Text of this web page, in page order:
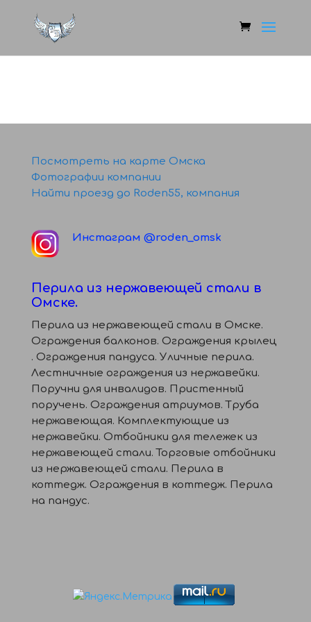
Посмотреть на карте Омска
Фотографии компании
Найти проезд до Roden55, компания
Инстаграм @roden_omsk
Перила из нержавеющей стали в
Омске.
Перила из нержавеющей стали в Омске.
Ограждения балконов. Ограждения крылец
. Ограждения пандуса. Уличные перила.
Лестничные ограждения из нержавейки.
Поручни для инвалидов. Пристенный
поручень. Ограждения атриумов. Труба
нержавеющая. Комплектующие из
нержавейки. Отбойники для тележек из
нержавеющей стали. Торговые отбойники
из нержавеющей стали. Перила в
коттедж. Ограждения в коттедж. Перила
на пандус.